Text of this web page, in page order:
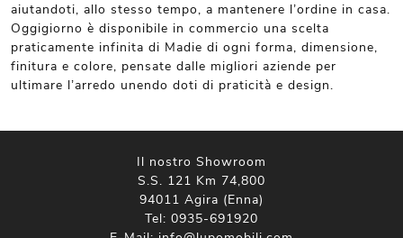
aiutandoti, allo stesso tempo, a mantenere l’ordine in casa.
Oggigiorno è disponibile in commercio una scelta
praticamente infinita di Madie di ogni forma, dimensione,
finitura e colore, pensate dalle migliori aziende per
ultimare l’arredo unendo doti di praticità e design.
Il nostro Showroom
S.S. 121 Km 74,800
94011 Agira (Enna)
Tel: 0935-691920